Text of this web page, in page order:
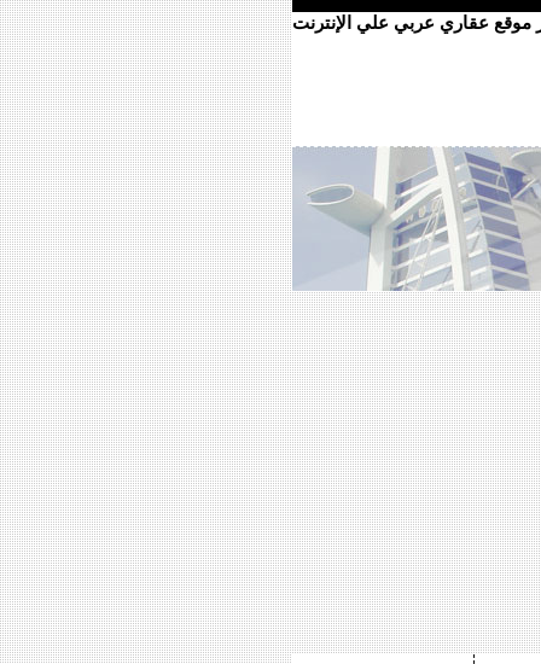
موقع عقاري عربي علي الإنترنت